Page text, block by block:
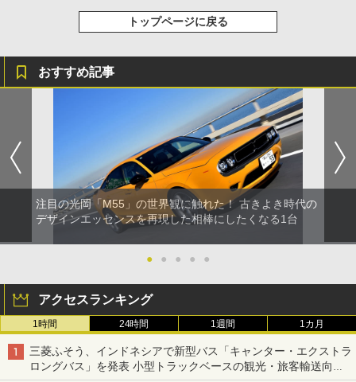
トップページに戻る
おすすめ記事
注目の光岡「M55」の世界観に触れた！ 古きよき時代の
デザインエッセンスを再現した相棒にしたくなる1台
● ● ● ● ●
アクセスランキング
1時間 24時間 1週間 1カ月
三菱ふそう、インドネシアで新型バス「キャンター・エクストラ
ロングバス」を発表 小型トラックベースの観光・旅客輸送向け